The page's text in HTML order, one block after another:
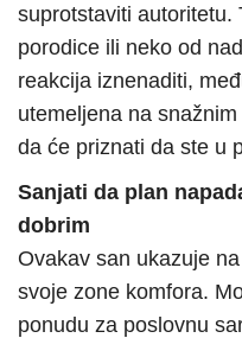
suprotstaviti autoritetu.
porodice ili neko od
reakcija iznenaditi,
utemeljena na
da će priznati da ste u
Sanjati da plan
dobrim
Ovakav san ukazuje
svoje zone komfora.
ponudu za poslovnu